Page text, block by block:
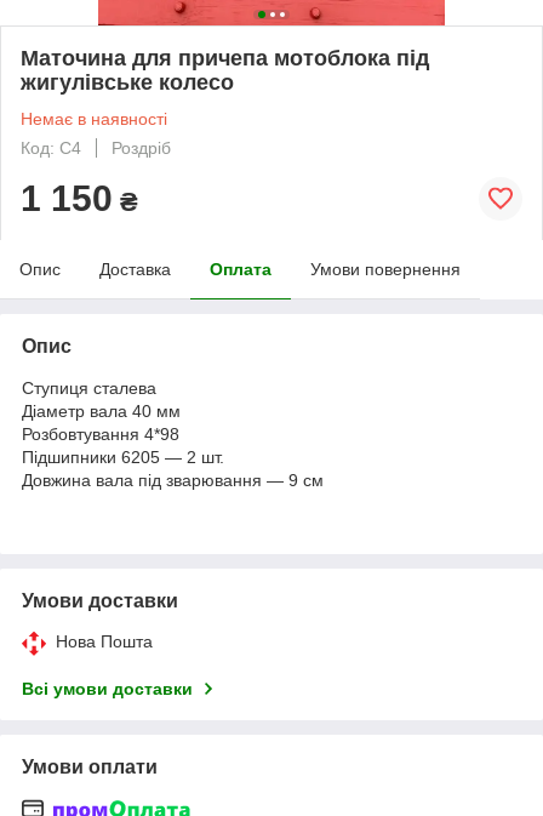
Маточина для причепа мотоблока під
жигулівське колесо
Немає в наявності
Код: С4
Роздріб
1 150 ₴
Опис Доставка Оплата Умови повернення
Опис
Ступиця сталева
Діаметр вала 40 мм
Розбовтування 4*98
Підшипники 6205 — 2 шт.
Довжина вала під зварювання — 9 см
Умови доставки
Нова Пошта
Всі умови доставки
Умови оплати